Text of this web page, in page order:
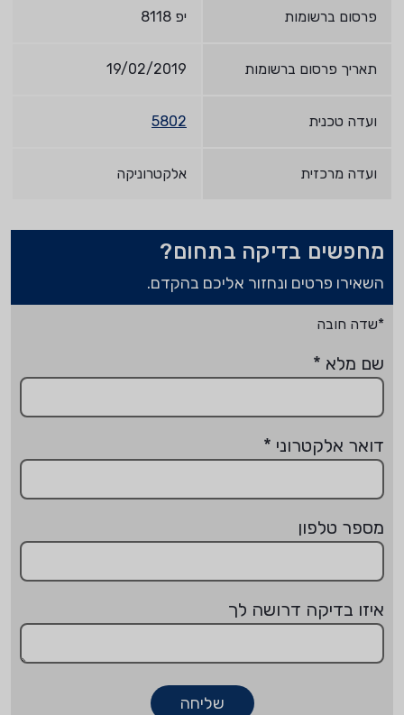
פרסום ברשומות יפ 8118
תאריך פרסום ברשומות 19/02/2019
ועדה טכנית 5802
ועדה מרכזית אלקטרוניקה
מחפשים בדיקה בתחום?
השאירו פרטים ונחזור אליכם בהקדם.
*שדה חובה
שם מלא *
דואר אלקטרוני *
מספר טלפון
איזו בדיקה דרושה לך
שליחה